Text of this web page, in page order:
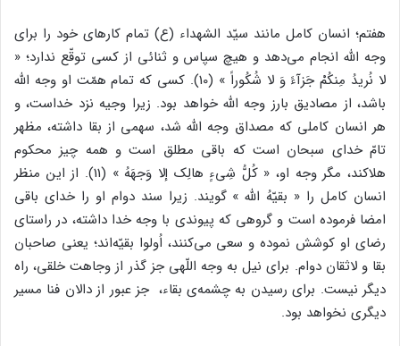
هفتم؛ انسان کامل مانند سیّد الشهداء (ع) تمام کارهای خود را برای
وجه الله انجام می‌دهد و هیچ سپاس و ثنائی از کسی توقّع ندارد؛ «
لا نُریدُ مِنکُمْ جَزآءً وَ لا شُکُوراً » (10). کسی که تمام همّت او وجه الله
باشد، از مصادیق بارز وجه الله خواهد بود. زیرا وجیه نزد خداست، و
هر انسان کاملی که مصداق وجه الله شد، سهمی از بقا داشته، مظهر
تامّ خدای سبحان است که باقی مطلق است و همه چیز محکوم
هلاکند، مگر وجه او، « کُلُّ شِیءٍ هالِک إلا وَجهَهُ » (11). از این منظر
انسان کامل را « بقیّهُ‌ الله » گویند. زیرا سند دوام او را خدای باقی
امضا فرموده است و گروهی که پیوندی با وجه خدا داشته، در راستای
رضای او کوشش نموده و سعی می‌کنند، اُولوا بقیّه‌اند؛ یعنی صاحبان
بقا و لاثقان دوام. برای نیل به وجه اللّهی جز گذر از وجاهت خلقی، راه
دیگر نیست. برای رسیدن به چشمه‌ی بقاء، ‌ جز عبور از دالان فنا مسیر
دیگری نخواهد بود.